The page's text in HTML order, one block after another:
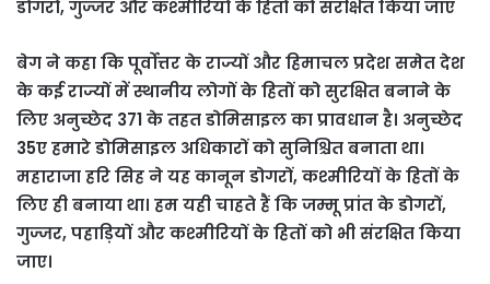
डोगरों, गुज्जर और कश्मीरियों के हितों को संरक्षित किया जाए
बेग ने कहा कि पूर्वोत्तर के राज्यों और हिमाचल प्रदेश समेत देश
के कई राज्यों में स्थानीय लोगों के हितों को सुरक्षित बनाने के
लिए अनुच्छेद 371 के तहत डोमिसाइल का प्रावधान है। अनुच्छेद
35ए हमारे डोमिसाइल अधिकारों को सुनिश्चित बनाता था।
महाराजा हरि सिह ने यह कानून डोगरों, कश्मीरियों के हितों के
लिए ही बनाया था। हम यही चाहते हैं कि जम्मू प्रांत के डोगरों,
गुज्जर, पहाड़ियों और कश्मीरियों के हितों को भी संरक्षित किया
जाए।